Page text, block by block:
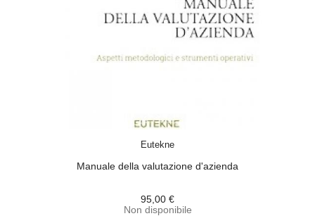
Eutekne
Manuale della valutazione d'azienda
95,00 €
Non disponibile